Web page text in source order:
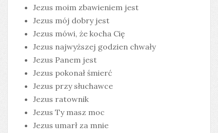
Jezus moim zbawieniem jest
Jezus mój dobry jest
Jezus mówi, że kocha Cię
Jezus najwyższej godzien chwały
Jezus Panem jest
Jezus pokonał śmierć
Jezus przy słuchawce
Jezus ratownik
Jezus Ty masz moc
Jezus umarł za mnie